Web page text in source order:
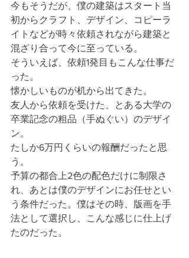
今もそうだが、僕の建築はスタート当
初からクラフト、デザイン、コピーラ
イトなどが時々依頼されながら建築と
混ざり合って今に至っている。
そういえば、依頼1発目もこんな仕事だ
った。
懐かしいものが机から出てきた。
友人から依頼を受けた、とある大学の
卒業記念の粗品（手ぬぐい）のデザイ
ン。
たしか6万円くらいの報酬だったと思
う。
予算の都合上2色の配色だけに制限さ
れ、あとは僕のデザインにお任せとい
う条件だった。僕はその時、版画を手
法として選択し、こんな感じに仕上げ
たのだった。